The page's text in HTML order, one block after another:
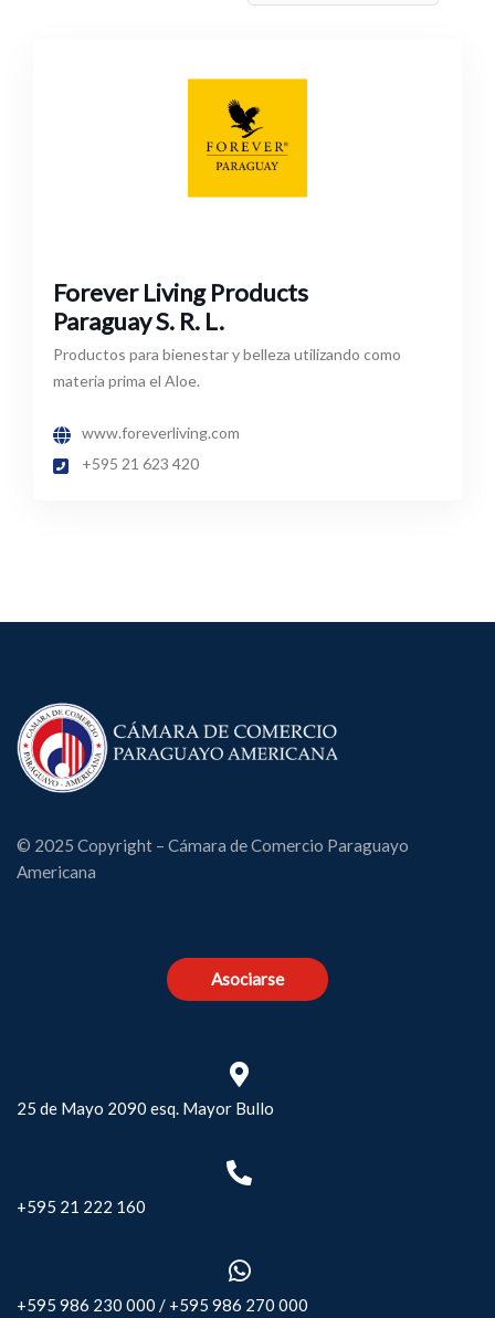
Forever Living Products
Paraguay S. R. L.
Productos para bienestar y belleza utilizando como
materia prima el Aloe.
www.foreverliving.com
+595 21 623 420
© 2025 Copyright – Cámara de Comercio Paraguayo
Americana
Asociarse
25 de Mayo 2090 esq. Mayor Bullo
+595 21 222 160
+595 986 230 000 / +595 986 270 000